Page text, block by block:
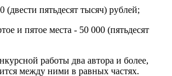
(двести пятьдесят тысяч) рублей;
и пятое места - 50 000 (пятьдесят
работы два автора и более,
между ними в равных частях.